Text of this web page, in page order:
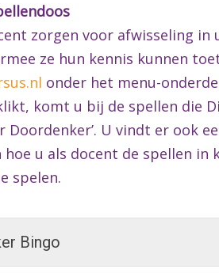
zorgen voor afwisseling
ze hun kennis kunnen
onder het menu-
komt u bij de spellen die
Doordenker’. U vindt er ook
u als docent de spellen
spelen.
Bingo